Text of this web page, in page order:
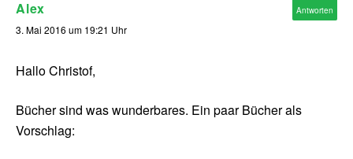
Alex
3. Mai 2016 um 19:21 Uhr
Hallo Christof,
Bücher sind was wunderbares. Ein paar Bücher als
Vorschlag:
Antworten